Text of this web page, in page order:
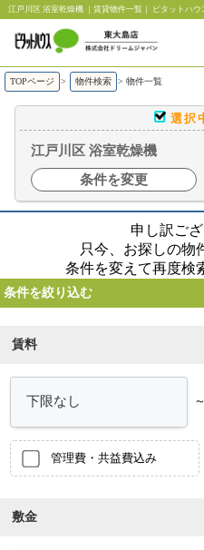
江戸川区 浴室乾燥機 ｜賃貸物件一覧｜ ピタットハ
TOPページ > 物件検索 > 物件一覧
選択
江戸川区 浴室乾燥機
条件を変更
申し訳ござ
只今、お探しの物
条件を変えて再度検
条件を絞り込む
賃料
～
管理費・共益費込み
敷金